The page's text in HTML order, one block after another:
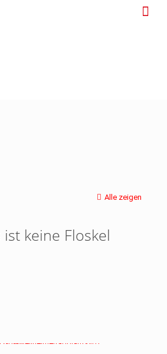
Alle zeigen
ist keine Floskel